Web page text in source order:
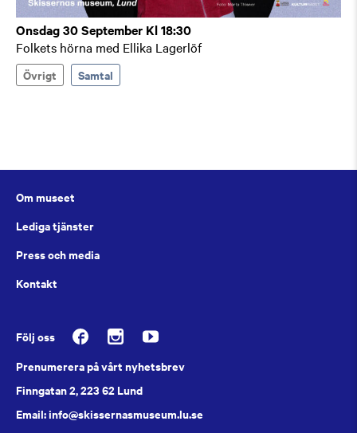
Onsdag 30 September Kl 18:30
Folkets hörna med Ellika Lagerlöf
Övrigt Samtal
Om museet
Lediga tjänster
Press och media
Kontakt
Följ oss
Prenumerera på vårt nyhetsbrev
Finngatan 2, 223 62 Lund
Email: info@skissernasmuseum.lu.se